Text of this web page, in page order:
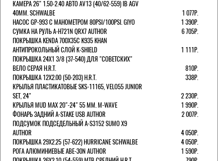
КАМЕРА 26" 1.50-2.40 АВТО AV13 (40/62-559) IB AGV
40MM. SCHWALBE
1 077Р.
НАСОС GP-993 С МАНОМЕТРОМ 80PSI/100PSI. GIYO
1 390Р.
СУМКА НА РУЛЬ A-H721N QRX7 AUTHOR
6 705Р.
ПОКРЫШКА KENDA 700Х35С K935 KHAN
АНТИПРОКОЛЬНЫЙ СЛОЙ K-SHIELD
1 111Р.
ПОКРЫШКА 24X1 3/8 (37-540) ДЛЯ "СОВЕТСКИХ"
ВЕЛО СЕРАЯ H.R.T.
810Р.
ПОКРЫШКА 12X2.00 (50-203) H.R.T.
338Р.
КРЫЛЬЯ ПЛАСТИКАТОВЫЕ SKS-11165, VELO55 JUNIOR
SET, 24"
2 230Р.
КРЫЛЬЯ MUD MAX 20"-24" 55 ММ. M-WAVE
1 990Р.
ФОНАРЬ ЗАДНИЙ A-STAKE USB AUTHOR
2 007Р.
ПОДСУМОК ПОДСЕДЕЛЬНЫЙ A-S3152 SUMO X9
AUTHOR
4 050Р.
ПОКРЫШКА 29X2.25 (57-622) HURRICANE SCHWALBE
4 050Р.
РОГА АЛЮМИНИЕВЫЕ ABE-30N AUTHOR
1 590Р.